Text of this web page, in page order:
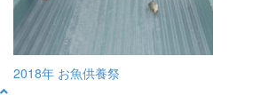
投
2018年 お魚供養祭